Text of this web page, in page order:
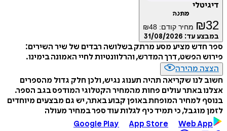
דיגיטלי
מתנה
₪32 מחיר קודם: ₪48
במבצע עד: 31/08/2026
ספר חדש מציע מסע מרתק בשלושה רבדים של שיר השירים:
פירוש הפשט, דרך המדרש, והרלוונטיות לחיי האמונה בימינו.
הצצה מהירה
חשוב לנו שקריאה תהיה תענוג נגיש, ולכן חלק גדול מהספרים
אצלנו באתר עולים פחות מהמחיר הקטלוגי המודפס בגב הספר.
בנוסף למחיר המופחת באופן קבוע באתר, יש גם מבצעים מיוחדים
לזמן מוגבל, כי תמיד כיף לגלות עוד ספר במחיר מעולה
Google Play
App Store Web App